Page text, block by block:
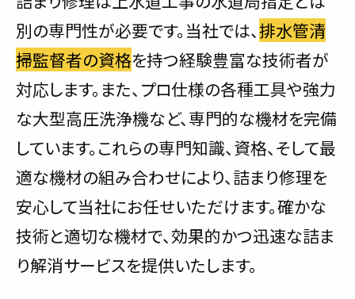
別の専門性が必要です。当社では、排水管清
掃監督者の資格を持つ経験豊富な技術者が
対応します。また、プロ仕様の各種工具や強力
な大型高圧洗浄機など、専門的な機材を完備
しています。これらの専門知識、資格、そして最
適な機材の組み合わせにより、詰まり修理を
安心して当社にお任せいただけます。確かな
技術と適切な機材で、効果的かつ迅速な詰ま
り解消サービスを提供いたします。